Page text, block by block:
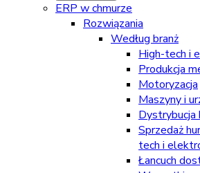
ERP w chmurze
Rozwiązania
Według branż
High-tech i
Produkcja
Motoryzacja
Maszyny i
Dystrybucja
Sprzedaż
tech i
Łancuch